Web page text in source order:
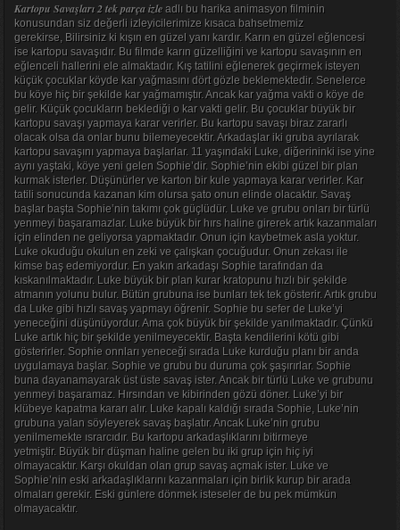
Kartopu Savaşları 2 tek parça izle adlı bu harika animasyon filminin
konusundan siz değerli izleyicilerimize kısaca bahsetmemiz
gerekirse, Bilirsiniz ki kışın en güzel yanı kardır. Karın en güzel eğlencesi
ise kartopu savaşıdır. Bu filmde karın güzelliğini ve kartopu savaşının en
eğlenceli hallerini ele almaktadır. Kış tatilini eğlenerek geçirmek isteyen
küçük çocuklar köyde kar yağmasını dört gözle beklemektedir. Senelerce
bu köye hiç bir şekilde kar yağmamıştır. Ancak kar yağma vakti o köye de
gelir. Küçük çocukların beklediği o kar vakti gelir. Bu çocuklar büyük bir
kartopu savaşı yapmaya karar verirler. Bu kartopu savaşı biraz zararlı
olacak olsa da onlar bunu bilemeyecektir. Arkadaşlar iki gruba ayrılarak
kartopu savaşını yapmaya başlarlar. 11 yaşındaki Luke, diğerininki ise yine
aynı yaştaki, köye yeni gelen Sophie’dir. Sophie’nin ekibi güzel bir plan
kurmak isterler. Düşünürler ve karton bir kule yapmaya karar verirler. Kar
tatili sonucunda kazanan kim olursa şato onun elinde olacaktır. Savaş
başlar başta Sophie’nin takımı çok güçlüdür. Luke ve grubu onları bir türlü
yenmeyi başaramazlar. Luke büyük bir hırs haline girerek artık kazanmaları
için elinden ne geliyorsa yapmaktadır. Onun için kaybetmek asla yoktur.
Luke okuduğu okulun en zeki ve çalışkan çocuğudur. Onun zekası ile
kimse baş edemiyordur. En yakın arkadaşı Sophie tarafından da
kıskanılmaktadır. Luke büyük bir plan kurar kratopunu hızlı bir şekilde
atmanın yolunu bulur. Bütün grubuna ise bunları tek tek gösterir. Artık grubu
da Luke gibi hızlı savaş yapmayı öğrenir. Sophie bu sefer de Luke’yi
yeneceğini düşünüyordur. Ama çok büyük bir şekilde yanılmaktadır. Çünkü
Luke artık hiç bir şekilde yenilmeyecektir. Başta kendilerini kötü gibi
gösterirler. Sophie onnları yeneceği sırada Luke kurduğu planı bir anda
uygulamaya başlar. Sophie ve grubu bu duruma çok şaşırırlar. Sophie
buna dayanamayarak üst üste savaş ister. Ancak bir türlü Luke ve grubunu
yenmeyi başaramaz. Hırsından ve kibirinden gözü döner. Luke’yi bir
klübeye kapatma kararı alır. Luke kapalı kaldığı sırada Sophie, Luke’nin
grubuna yalan söyleyerek savaş başlatır. Ancak Luke’nin grubu
yenilmemekte ısrarcıdır. Bu kartopu arkadaşlıklarını bitirmeye
yetmiştir. Büyük bir düşman haline gelen bu iki grup için hiç iyi
olmayacaktır. Karşı okuldan olan grup savaş açmak ister. Luke ve
Sophie’nin eski arkadaşlıklarını kazanmaları için birlik kurup bir arada
olmaları gerekir. Eski günlere dönmek isteseler de bu pek mümkün
olmayacaktır.